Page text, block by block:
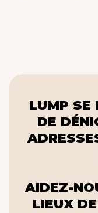
LUMP SE
DE
AIDEZ-
LIEUX